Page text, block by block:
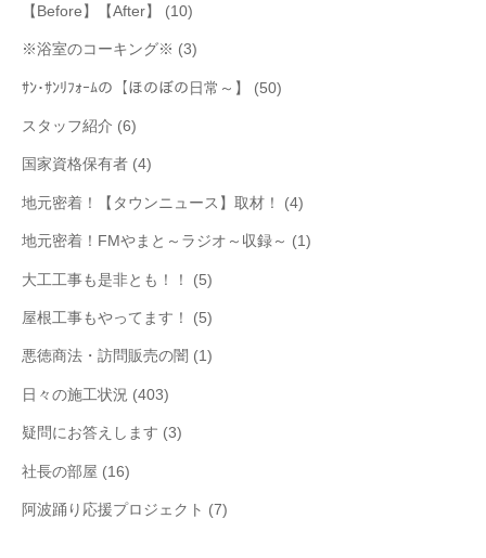
【Before】【After】 (10)
※浴室のコーキング※ (3)
ｻﾝ･ｻﾝﾘﾌｫｰﾑの【ほのぼの日常～】 (50)
スタッフ紹介 (6)
国家資格保有者 (4)
地元密着！【タウンニュース】取材！ (4)
地元密着！FMやまと～ラジオ～収録～ (1)
大工工事も是非とも！！ (5)
屋根工事もやってます！ (5)
悪徳商法・訪問販売の闇 (1)
日々の施工状況 (403)
疑問にお答えします (3)
社長の部屋 (16)
阿波踊り応援プロジェクト (7)